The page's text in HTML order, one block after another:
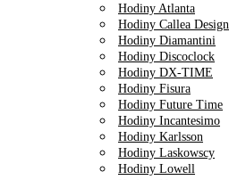
Hodiny Atlanta
Hodiny Callea Design
Hodiny Diamantini
Hodiny Discoclock
Hodiny DX-TIME
Hodiny Fisura
Hodiny Future Time
Hodiny Incantesimo
Hodiny Karlsson
Hodiny Laskowscy
Hodiny Lowell